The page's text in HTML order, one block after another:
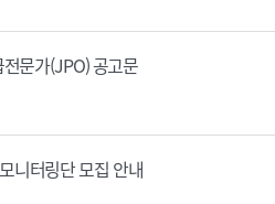
문가(JPO) 공고문
니터링단 모집 안내